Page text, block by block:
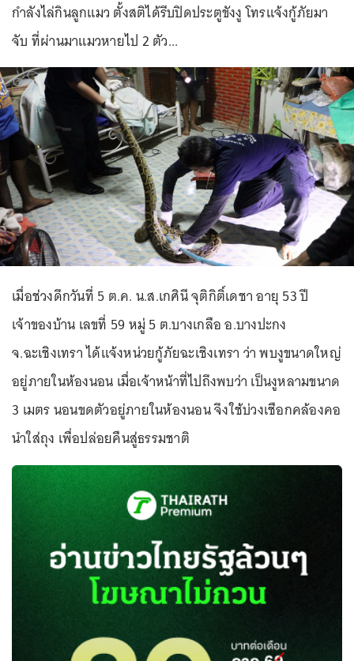
กำลังไล่กินลูกแมว ตั้งสติได้รีบปิดประตูขังงู โทรแจ้งกู้ภัยมา
จับ ที่ผ่านมาแมวหายไป 2 ตัว...
เมื่อช่วงดึกวันที่ 5 ต.ค. น.ส.เกศินี จุติกิติ์เดชา อายุ 53 ปี
เจ้าของบ้าน เลขที่ 59 หมู่ 5 ต.บางเกลือ อ.บางปะกง
จ.ฉะเชิงเทรา ได้แจ้งหน่วยกู้ภัยฉะเชิงเทรา ว่า พบงูขนาดใหญ่
อยู่ภายในห้องนอน เมื่อเจ้าหน้าที่ไปถึงพบว่า เป็นงูหลามขนาด
3 เมตร นอนขดตัวอยู่ภายในห้องนอน จึงใช้บ่วงเชือกคล้องคอ
นำใส่ถุง เพื่อปล่อยคืนสู่ธรรมชาติ